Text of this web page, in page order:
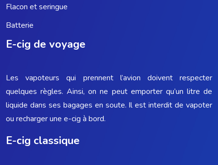
Flacon et seringue
Batterie
E-cig de voyage
Les vapoteurs qui prennent l’avion doivent respecter
quelques règles. Ainsi, on ne peut emporter qu’un litre de
liquide dans ses bagages en soute. Il est interdit de vapoter
ou recharger une e-cig à bord.
E-cig classique